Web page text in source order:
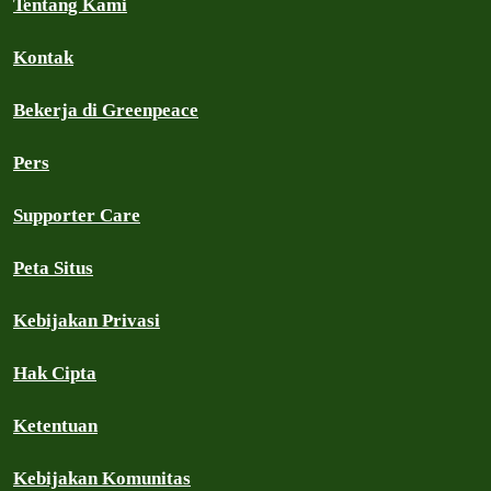
Tentang Kami
Kontak
Bekerja di Greenpeace
Pers
Supporter Care
Peta Situs
Kebijakan Privasi
Hak Cipta
Ketentuan
Kebijakan Komunitas